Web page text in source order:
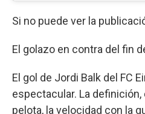
Si no puede ver la
El golazo en contra del fin
El gol de Jordi Balk del FC
espectacular. La
pelota, la velocidad con la